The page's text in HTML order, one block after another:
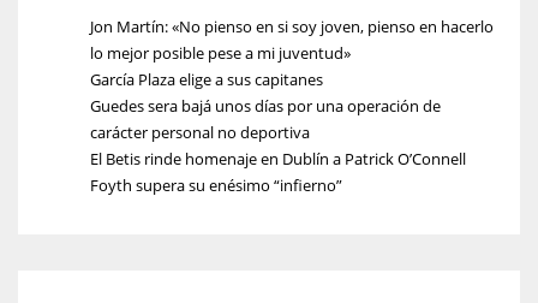
Jon Martín: «No pienso en si soy joven, pienso en hacerlo
lo mejor posible pese a mi juventud»
García Plaza elige a sus capitanes
Guedes sera bajá unos días por una operación de
carácter personal no deportiva
El Betis rinde homenaje en Dublín a Patrick O’Connell
Foyth supera su enésimo “infierno”